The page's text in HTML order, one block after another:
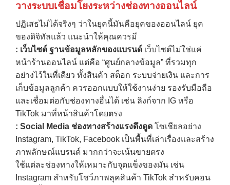
วางระบบเชื่อมโยงระหว่างช่องทางออนไลน์
ปฏิเสธไม่ได้จริงๆ ว่าในยุคนี้มันคือยุคของออนไลน์ ยุค
ของดิจิทัลแล้ว แนะนำให้คุณควรมี
: เว็บไซต์ ฐานข้อมูลหลักของแบรนด์ เว็บไซต์ไม่ใช่แค่
หน้าร้านออนไลน์ แต่คือ “ศูนย์กลางข้อมูล” ที่รวมทุก
อย่างไว้ในที่เดียว ทั้งสินค้า สต็อก ระบบจ่ายเงิน และการ
เก็บข้อมูลลูกค้า ควรออกแบบให้ใช้งานง่าย รองรับมือถือ
และเชื่อมต่อกับช่องทางอื่นได้ เช่น ลิงก์จาก IG หรือ
TikTok มาที่หน้าสินค้าโดยตรง
: Social Media ช่องทางสร้างแรงดึงดูด โซเชียลอย่าง
Instagram, TikTok, Facebook เป็นพื้นที่เล่าเรื่องและสร้าง
ภาพลักษณ์แบรนด์ มากกว่าจะเน้นขายตรง
ใช้แต่ละช่องทางให้เหมาะกับจุดแข็งของมัน เช่น
Instagram สำหรับโชว์ภาพลุคสินค้า TikTok สำหรับคอน